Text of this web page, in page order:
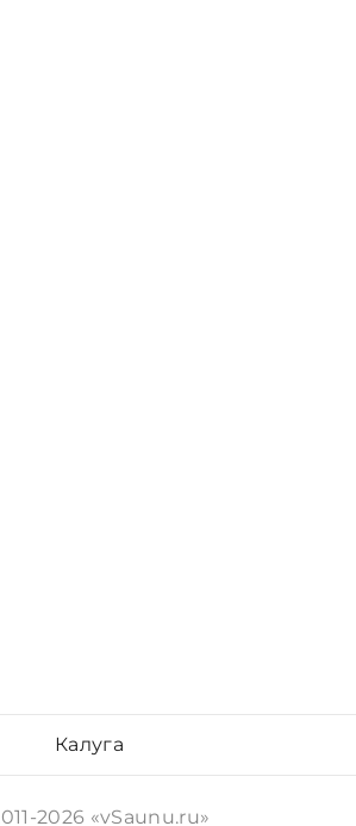
Калуга
2026 «vSaunu.ru»